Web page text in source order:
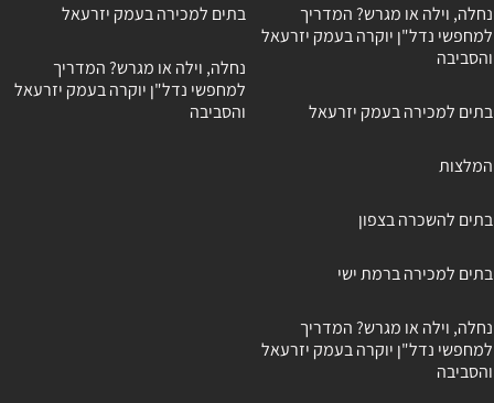
נחלה, וילה או מגרש? המדריך
למחפשי נדל"ן יוקרה בעמק יזרעאל
והסביבה
בתים למכירה בעמק יזרעאל
המלצות
בתים להשכרה בצפון
בתים למכירה ברמת ישי
נחלה, וילה או מגרש? המדריך
למחפשי נדל"ן יוקרה בעמק יזרעאל
והסביבה
בתים למכירה בעמק יזרעאל
נחלה, וילה או מגרש? המדריך
למחפשי נדל"ן יוקרה בעמק יזרעאל
והסביבה